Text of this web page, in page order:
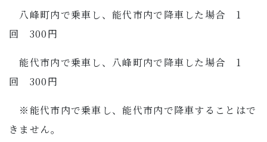
八峰町内で乗車し、能代市内で降車した場合 1
回 300円
能代市内で乗車し、八峰町内で降車した場合 1
回 300円
※能代市内で乗車し、能代市内で降車することはで
きません。